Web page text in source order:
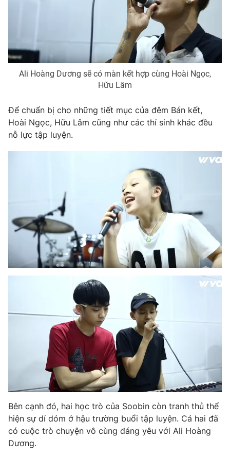
Infographic
Video Shorts video
VTV Money VTV Thể thao
VTV Sức khoẻ Bất động sản
Thị trường 24h
Vươn mình bằng AI
VTV8
Liên hệ tòa soạn English
Theo dõi báo trên
Cơ quan chủ quản:Đài Truyền hình Việt Nam
Cơ quan báo chí:
Thời báo VTV
Giấy phép hoạt động báo in và báo điện tử số 483/GP-BTTTT
Tổng Biên tập:
Vũ Thanh Thủy
Phó Tổng Biên tập:
Nguyễn Thị Mỹ Hạnh, Phạm Quốc Thắng,
Nguyễn Trọng Ninh
Ali Hoàng Dương sẽ có màn kết hợp cùng Hoài Ngọc,
Hữu Lâm
Để chuẩn bị cho những tiết mục của đêm Bán kết,
Hoài Ngọc, Hữu Lâm cũng như các thí sinh khác đều
nỗ lực tập luyện.
Bên cạnh đó, hai học trò của Soobin còn tranh thủ thể
hiện sự dí dỏm ở hậu trường buổi tập luyện. Cả hai đã
có cuộc trò chuyện vô cùng đáng yêu với Ali Hoàng
Dương.